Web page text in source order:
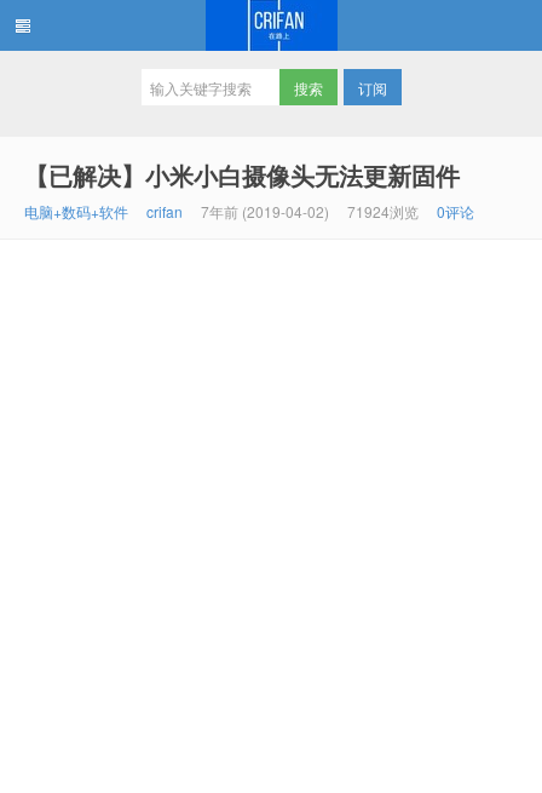
订阅
【已解决】小米小白摄像头无法更新固件
电脑+数码+软件 crifan 7年前 (2019-04-02) 71924浏览 0评论